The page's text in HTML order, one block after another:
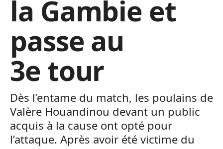
la Gambie et
passe au
3e tour
Dès l’entame du match, les poulains de
Valère Houandinou devant un public
acquis à la cause ont opté pour
l’attaque. Après avoir été victime du